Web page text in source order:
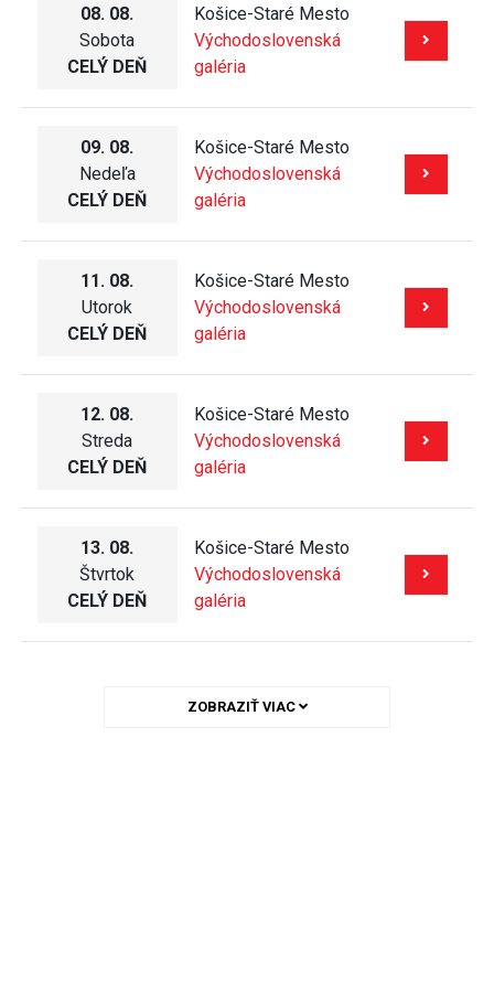
08. 08.
Sobota
CELÝ DEŇ
Košice-Staré Mesto
Východoslovenská
galéria
09. 08.
Nedeľa
CELÝ DEŇ
Košice-Staré Mesto
Východoslovenská
galéria
11. 08.
Utorok
CELÝ DEŇ
Košice-Staré Mesto
Východoslovenská
galéria
12. 08.
Streda
CELÝ DEŇ
Košice-Staré Mesto
Východoslovenská
galéria
13. 08.
Štvrtok
CELÝ DEŇ
Košice-Staré Mesto
Východoslovenská
galéria
ZOBRAZIŤ VIAC